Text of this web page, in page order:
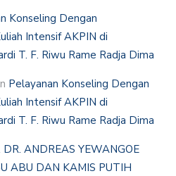
Konseling Dengan
Intensif AKPIN di
T. F. Riwu Rame Radja Dima
Pelayanan Konseling Dengan
Intensif AKPIN di
T. F. Riwu Rame Radja Dima
DR. ANDREAS YEWANGOE
ABU DAN KAMIS PUTIH